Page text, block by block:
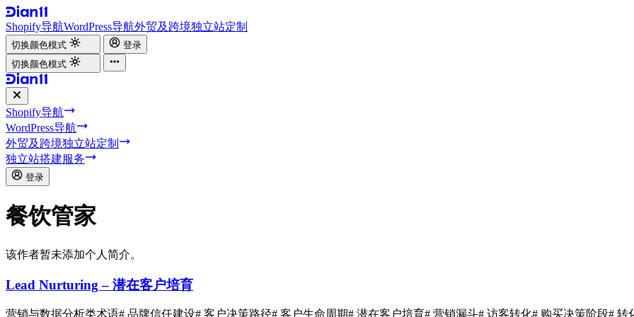
Shopify导航WordPress导航外贸及跨境独立站定制
切换颜色模式
登录
切换颜色模式
Shopify导航
WordPress导航
外贸及跨境独立站定制
独立站搭建服务
登录
餐饮管家
该作者暂未添加个人简介。
Lead Nurturing – 潜在客户培育
营销与数据分析类术语# 品牌信任建设# 客户决策路径# 客户生命周期# 潜在客户培育# 营销漏斗# 访客转化# 购买决策阶段# 转